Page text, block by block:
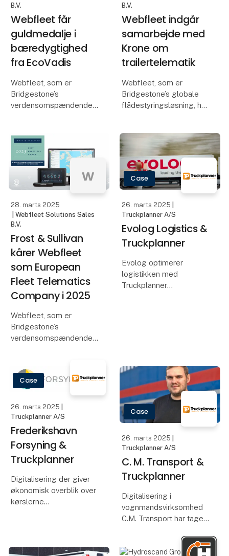
B.V.
Webfleet får
guldmedalje i
bæredygtighed
fra EcoVadis
Webfleet, som er
Bridgestone’s
verdensomspændende
guldmedajlestatus hos
EcoVadis for 2024.
EcoVadis er en global
organisation, der
vurderer virksomheders
B.V.
Webfleet indgår
samarbejde med
Krone om
trailertelematik
Webfleet, som er
Bridgestone’s globale
flådestyringsløsning, har
skandinaviske
trailerproducent Krone
om at tilbyde en
integreret
telematikløsning for
w
28. marts 2025
| Webfleet Solutions Sales
B.V.
Frost & Sullivan
kårer Webfleet
som European
Fleet Telematics
Company i 2025
Webfleet, som er
Bridgestone’s
verdensomspændende
European Fleet
Telematics Company i
2025 af Frost & Sullivan.
Frost & Sullivan er et
globalt konsule
Case
26. marts 2025
Truckplanner A/S
Evolog Logistics &
Truckplanner
Evolog optimerer
logistikken med
Truckplanner
sø, tog og veje er
Case
26. marts 2025
Truckplanner A/S
Frederikshavn
Forsyning &
Truckplanner
Digitalisering der giver
økonomisk overblik over
kørslerne
ejet af Frederikshavn
Case
26. marts 2025
Truckplanner A/S
C. M. Transport &
Truckplanner
Digitalisering i
vognmandsvirksomhed
C.M. Transport har taget
deres transportation
management system